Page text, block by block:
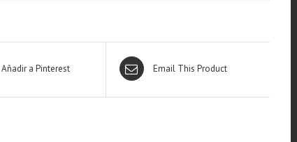
Añadir a Pinterest Email This Product